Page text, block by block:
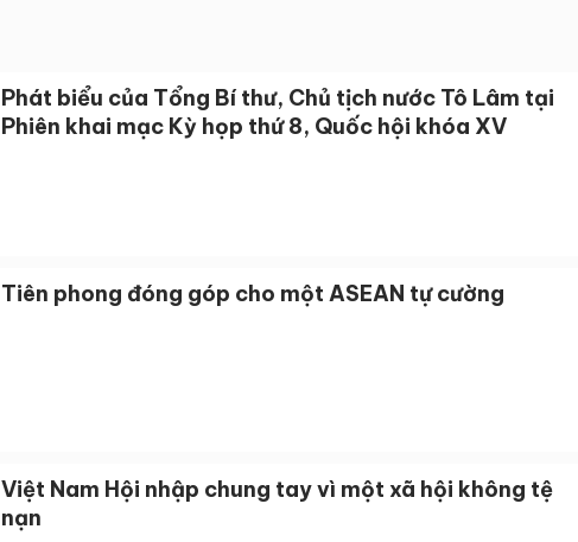
Phát biểu của Tổng Bí thư, Chủ tịch nước Tô Lâm tại
Phiên khai mạc Kỳ họp thứ 8, Quốc hội khóa XV
Tiên phong đóng góp cho một ASEAN tự cường
Việt Nam Hội nhập chung tay vì một xã hội không tệ
nạn